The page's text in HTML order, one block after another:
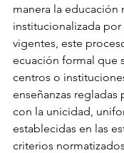
manera la educación
institucionalizada por
vigentes, este
ecuación formal que
centros o
enseñanzas regladas
con la unicidad,
establecidas en las
criterios